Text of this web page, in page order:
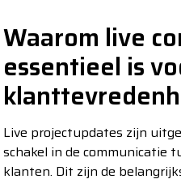
Waarom live
essentieel is
Live projectupdates zijn
schakel in de communicatie
klanten. Dit zijn de